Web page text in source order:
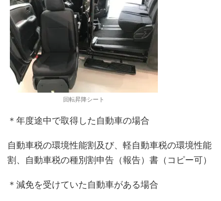
回転昇降シート
＊年度途中で取得した自動車の場合
自動車税の環境性能割及び、軽自動車税の環境性能
割、自動車税の種別割申告（報告）書（コピー可）
＊減免を受けていた自動車がある場合